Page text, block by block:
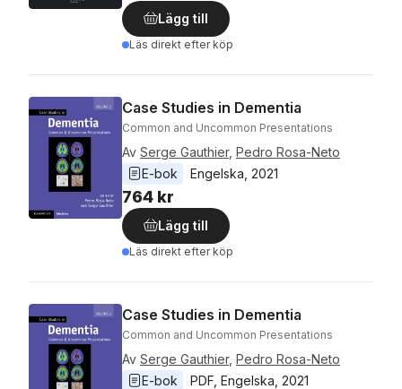
Lägg till
Läs direkt efter köp
Case Studies in Dementia
Common and Uncommon Presentations
Av Serge Gauthier, Pedro Rosa-Neto
E-bok
Engelska 2021
764 kr
Lägg till
Läs direkt efter köp
Case Studies in Dementia
Common and Uncommon Presentations
Av Serge Gauthier, Pedro Rosa-Neto
E-bok
PDF Engelska 2021